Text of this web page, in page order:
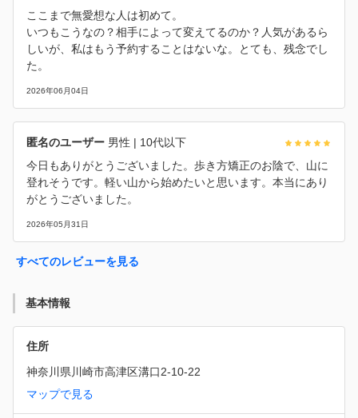
ここまで無愛想な人は初めて。
いつもこうなの？相手によって変えてるのか？人気があるら
しいが、私はもう予約することはないな。とても、残念でし
た。
2026年06月04日
匿名のユーザー 男性 | 10代以下
今日もありがとうございました。歩き方矯正のお陰で、山に
登れそうです。軽い山から始めたいと思います。本当にあり
がとうございました。
2026年05月31日
すべてのレビューを見る
基本情報
住所
神奈川県川崎市高津区溝口2-10-22
マップで見る